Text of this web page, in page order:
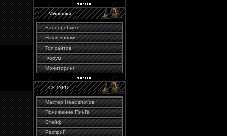
Менюшка
Баннеробмен
Наши кнопки
Топ сайтов
Форум
Мониторинг
CS INFO
Мастер Headshot'ов
Понижение ПинГа
Стейф
РасприГ